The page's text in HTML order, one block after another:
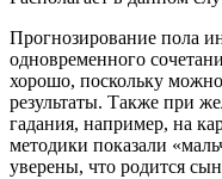
Прогнозирование пола
одновременного
хорошо, поскольку
результаты. Также при
гадания, например, на
методики показали
уверены, что родится